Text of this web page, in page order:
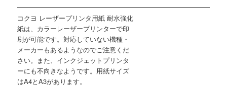
コクヨ レーザープリンタ用紙 耐水強化
紙は、カラーレーザープリンターで印
刷が可能です。対応していない機種・
メーカーもあるようなのでご注意くだ
さい。また、インクジェットプリンタ
ーにも不向きなようです。用紙サイズ
はA4とA3があります。